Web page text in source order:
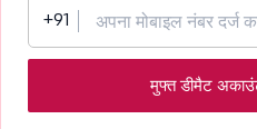
+91
मुफ्त डीमैट